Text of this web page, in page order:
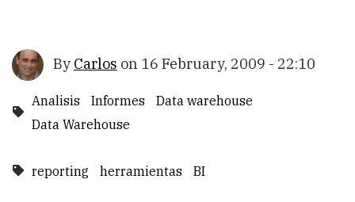
By Carlos on 16 February, 2009 - 22:10
Analisis Informes
Data warehouse
Data Warehouse
reporting herramientas BI